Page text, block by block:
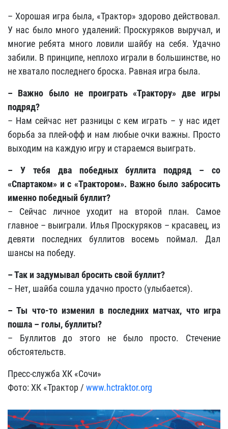
– Хорошая игра была, «Трактор» здорово действовал.
У нас было много удалений: Проскуряков выручал, и
многие ребята много ловили шайбу на себя. Удачно
забили. В принципе, неплохо играли в большинстве, но
не хватало последнего броска. Равная игра была.
– Важно было не проиграть «Трактору» две игры
подряд?
– Нам сейчас нет разницы с кем играть – у нас идет
борьба за плей-офф и нам любые очки важны. Просто
выходим на каждую игру и стараемся выиграть.
– У тебя два победных буллита подряд – со
«Спартаком» и с «Трактором». Важно было забросить
именно победный буллит?
– Сейчас личное уходит на второй план. Самое
главное – выиграли. Илья Проскуряков – красавец, из
девяти последних буллитов восемь поймал. Дал
шансы на победу.
– Так и задумывал бросить свой буллит?
– Нет, шайба сошла удачно просто (улыбается).
– Ты что-то изменил в последних матчах, что игра
пошла – голы, буллиты?
– Буллитов до этого не было просто. Стечение
обстоятельств.
Пресс-служба ХК «Сочи»
Фото: ХК «Трактор / www.hctraktor.org